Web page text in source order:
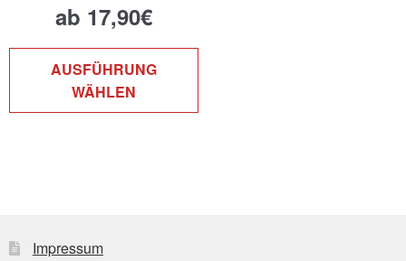
ab 17,90€
AUSFÜHRUNG
WÄHLEN
Impressum